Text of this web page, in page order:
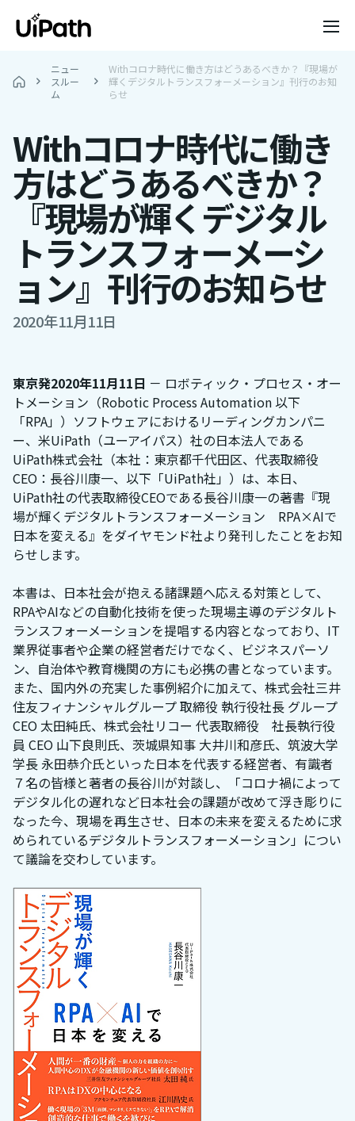
ニュー
スルー
ム
Withコロナ時代に働き方はどうあるべきか？『現場が
輝くデジタルトランスフォーメーション』刊行のお知
らせ
Withコロナ時代に働き
方はどうあるべきか？
『現場が輝くデジタル
トランスフォーメーシ
ョン』刊行のお知らせ
2020年11月11日
東京発2020年11月11日 － ロボティック・プロセス・オー
トメーション（Robotic Process Automation 以下
「RPA」）ソフトウェアにおけるリーディングカンパニ
ー、米UiPath（ユーアイパス）社の日本法人である
UiPath株式会社（本社：東京都千代田区、代表取締役
CEO：長谷川康一、以下「UiPath社」）は、本日、
UiPath社の代表取締役CEOである長谷川康一の著書『現
場が輝くデジタルトランスフォーメーション RPA×AIで
日本を変える』をダイヤモンド社より発刊したことをお知
らせします。
本書は、日本社会が抱える諸課題へ応える対策として、
RPAやAIなどの自動化技術を使った現場主導のデジタルト
ランスフォーメーションを提唱する内容となっており、IT
業界従事者や企業の経営者だけでなく、ビジネスパーソ
ン、自治体や教育機関の方にも必携の書となっています。
また、国内外の充実した事例紹介に加えて、株式会社三井
住友フィナンシャルグループ 取締役 執行役社長 グループ
CEO 太田純氏、株式会社リコー 代表取締役 社長執行役
員 CEO 山下良則氏、茨城県知事 大井川和彦氏、筑波大学
学長 永田恭介氏といった日本を代表する経営者、有識者
７名の皆様と著者の長谷川が対談し、「コロナ禍によって
デジタル化の遅れなど日本社会の課題が改めて浮き彫りに
なった今、現場を再生させ、日本の未来を変えるために求
められているデジタルトランスフォーメーション」につい
て議論を交わしています。